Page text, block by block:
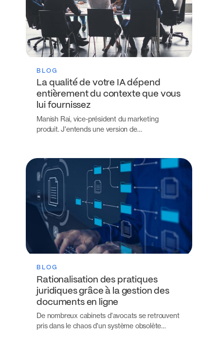
BLOG
La qualité de votre IA dépend
entièrement du contexte que vous
lui fournissez
Manish Rai, vice-président du marketing
produit. J'entends une version de…
BLOG
Rationalisation des pratiques
juridiques grâce à la gestion des
documents en ligne
De nombreux cabinets d'avocats se retrouvent
pris dans le chaos d'un système obsolète…